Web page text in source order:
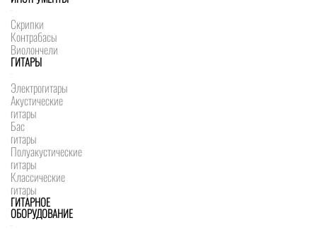
Скрипки
Контрабасы
Виолончели
ГИТАРЫ
Электрогитары
Акустические
гитары
Бас
гитары
Полуакустические
гитары
Классические
гитары
ГИТАРНОЕ
ОБОРУДОВАНИЕ